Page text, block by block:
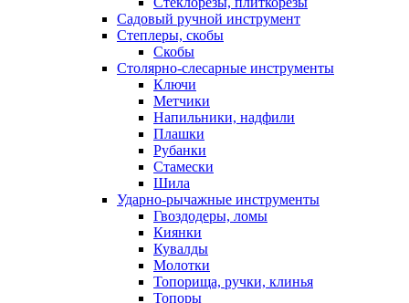
Садовый ручной инструмент
Степлеры, скобы
Скобы
Столярно-слесарные инструменты
Ключи
Метчики
Напильники, надфили
Плашки
Рубанки
Стамески
Шила
Ударно-рычажные инструменты
Гвоздодеры, ломы
Киянки
Кувалды
Молотки
Топорища, ручки, клинья
Топоры